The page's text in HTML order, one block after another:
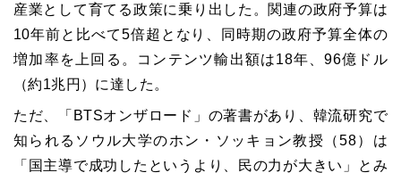
産業として育てる政策に乗り出した。関連の政府予算は
10年前と比べて5倍超となり、同時期の政府予算全体の
増加率を上回る。コンテンツ輸出額は18年、96億ドル
（約1兆円）に達した。
ただ、「BTSオンザロード」の著書があり、韓流研究で
知られるソウル大学のホン・ソッキョン教授（58）は
「国主導で成功したというより、民の力が大きい」とみ